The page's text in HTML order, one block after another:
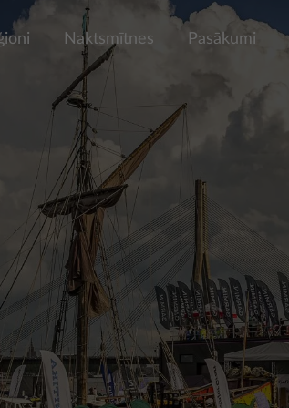
Naktsmītnes Pasākumi